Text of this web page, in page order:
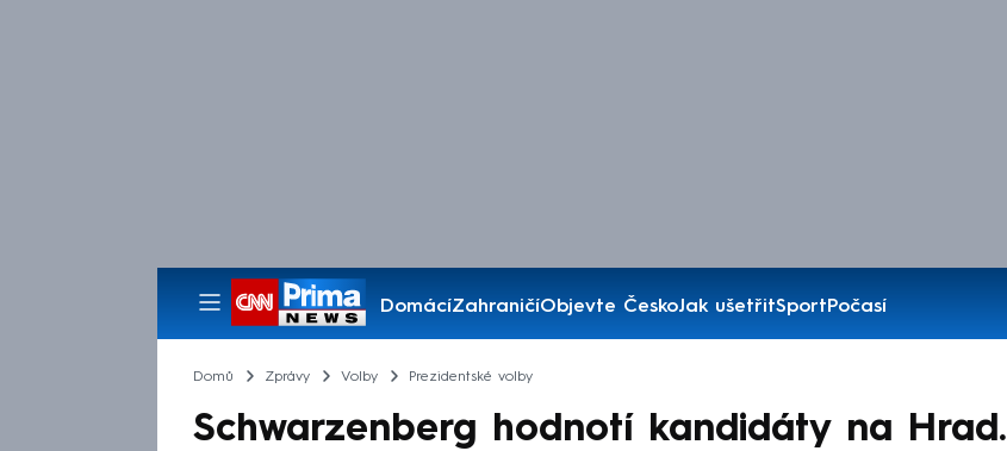
DomácíZahraničíObjevte ČeskoJak ušetřitSportPočasí
Pořady
Domů Zprávy Volby Prezidentské volby
Schwarzenberg hodnotí kandidáty na Hrad.